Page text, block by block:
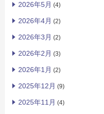
2026年5月 (4)
2026年4月 (2)
2026年3月 (2)
2026年2月 (3)
2026年1月 (2)
2025年12月 (9)
2025年11月 (4)